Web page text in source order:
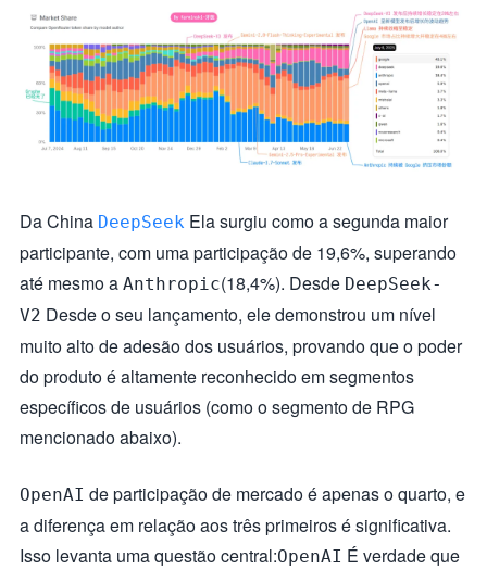
Da China DeepSeek Ela surgiu como a segunda maior
participante, com uma participação de 19,6%, superando
até mesmo a Anthropic(18,4%). Desde DeepSeek-
V2 Desde o seu lançamento, ele demonstrou um nível
muito alto de adesão dos usuários, provando que o poder
do produto é altamente reconhecido em segmentos
específicos de usuários (como o segmento de RPG
mencionado abaixo).
OpenAI de participação de mercado é apenas o quarto, e
a diferença em relação aos três primeiros é significativa.
Isso levanta uma questão central:OpenAI É verdade que